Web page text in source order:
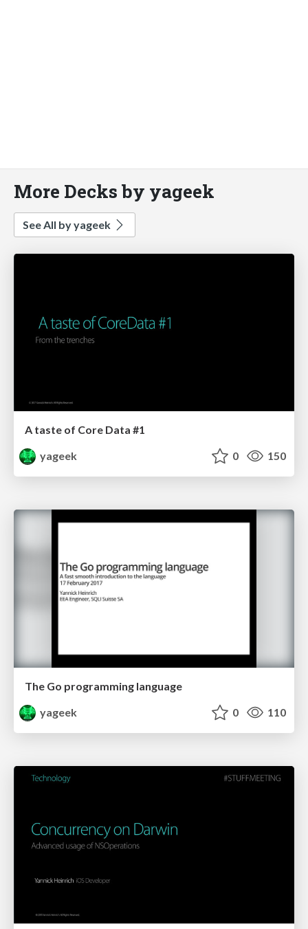
More Decks by yageek
See All by yageek
A taste of Core Data #1
yageek
0 150
The Go programming language
yageek
0 110